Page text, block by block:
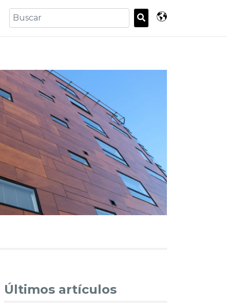
Últimos artículos